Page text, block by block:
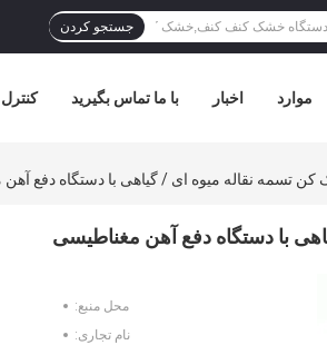
جستجو کردن
با ما تماس بگیرید اخبار موارد
تسمه نقاله میوه ای / گیاهی با دستگاه دفع
با دستگاه دفع آهن مغناطیسی
محل منبع:
نام تجاری: